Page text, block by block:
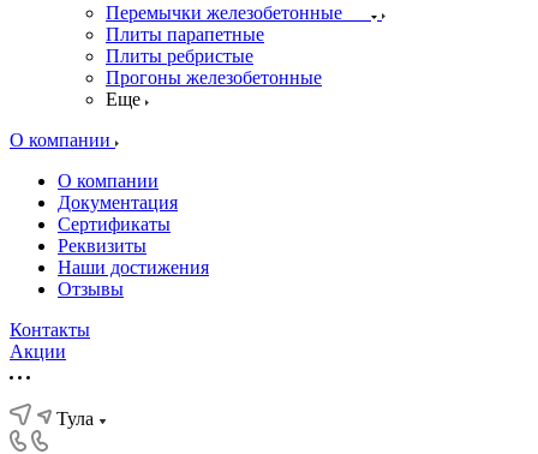
Перемычки железобетонные
Плиты парапетные
Плиты ребристые
Прогоны железобетонные
Еще
О компании
О компании
Документация
Сертификаты
Реквизиты
Наши достижения
Отзывы
Контакты
Акции
Тула